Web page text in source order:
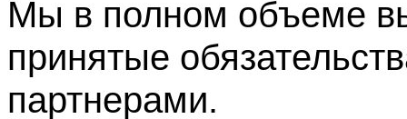
Мы в полном объеме
принятые
партнерами.